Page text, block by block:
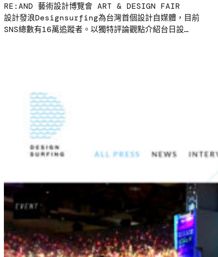
RE:AND 藝術設計博覽會 ART & DESIGN FAIR
設計發浪Designsurfing為台灣首個設計自媒體，目前
SNS總數有16萬追蹤者。以獨特評論觀點介紹台日設…